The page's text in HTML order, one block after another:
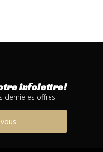
infolettre!
dernières offres